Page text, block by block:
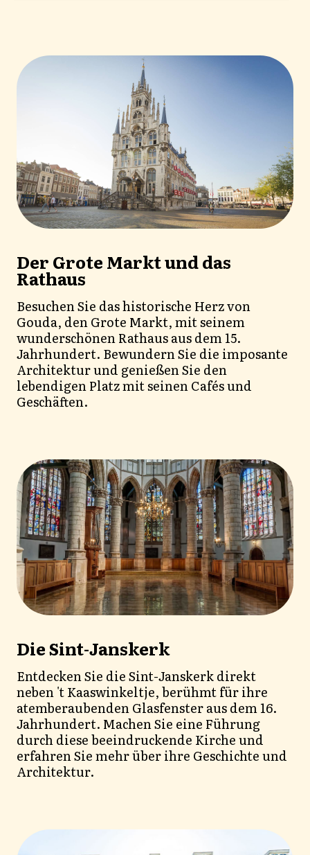
Der Grote Markt und das
Rathaus
Besuchen Sie das historische Herz von
Gouda, den Grote Markt, mit seinem
wunderschönen Rathaus aus dem 15.
Jahrhundert. Bewundern Sie die imposante
Architektur und genießen Sie den
lebendigen Platz mit seinen Cafés und
Geschäften.
Die Sint-Janskerk
Entdecken Sie die Sint-Janskerk direkt
neben 't Kaaswinkeltje, berühmt für ihre
atemberaubenden Glasfenster aus dem 16.
Jahrhundert. Machen Sie eine Führung
durch diese beeindruckende Kirche und
erfahren Sie mehr über ihre Geschichte und
Architektur.